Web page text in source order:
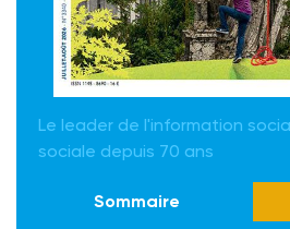
Le leader de l'information
sociale depuis 70 ans
Sommaire